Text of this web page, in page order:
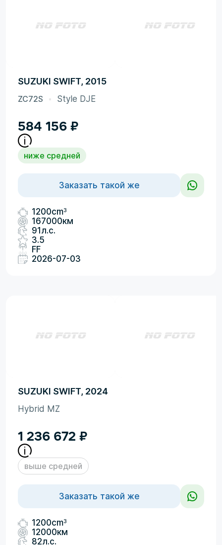
SUZUKI SWIFT, 2015
ZC72S Style DJE
584 156 ₽
ниже средней
Заказать такой же
1200cm3
167000км
91л.с.
3.5
FF
2026-07-03
SUZUKI SWIFT, 2024
Hybrid MZ
1 236 672 ₽
выше средней
Заказать такой же
1200cm3
12000км
82л.с.